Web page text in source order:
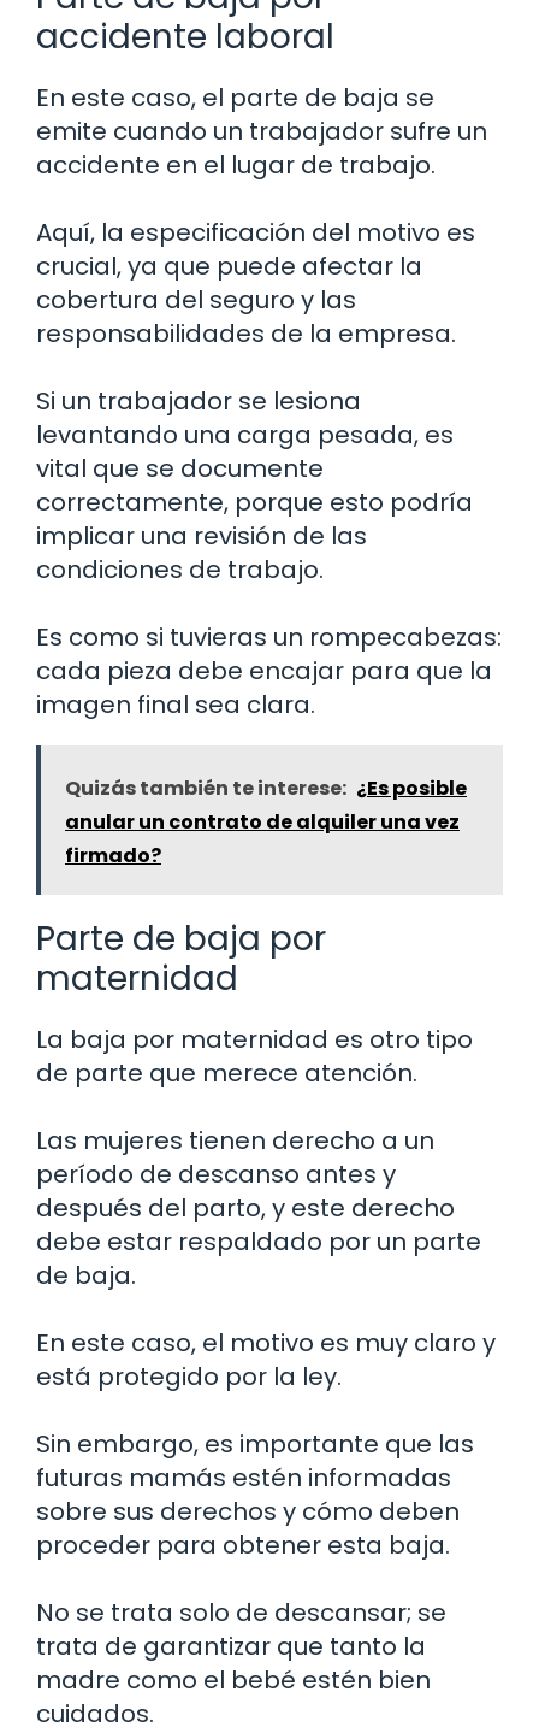
accidente laboral
En este caso, el parte de baja se
emite cuando un trabajador sufre un
accidente en el lugar de trabajo.
Aquí, la especificación del motivo es
crucial, ya que puede afectar la
cobertura del seguro y las
responsabilidades de la empresa.
Si un trabajador se lesiona
levantando una carga pesada, es
vital que se documente
correctamente, porque esto podría
implicar una revisión de las
condiciones de trabajo.
Es como si tuvieras un rompecabezas:
cada pieza debe encajar para que la
imagen final sea clara.
Quizás también te interese: ¿Es posible
anular un contrato de alquiler una vez
firmado?
Parte de baja por
maternidad
La baja por maternidad es otro tipo
de parte que merece atención.
Las mujeres tienen derecho a un
período de descanso antes y
después del parto, y este derecho
debe estar respaldado por un parte
de baja.
En este caso, el motivo es muy claro y
está protegido por la ley.
Sin embargo, es importante que las
futuras mamás estén informadas
sobre sus derechos y cómo deben
proceder para obtener esta baja.
No se trata solo de descansar; se
trata de garantizar que tanto la
madre como el bebé estén bien
cuidados.